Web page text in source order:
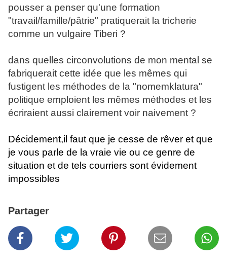
pousser a penser qu'une formation
"travail/famille/pâtrie" pratiquerait la tricherie
comme un vulgaire Tiberi ?
dans quelles circonvolutions de mon mental se
fabriquerait cette idée que les mêmes qui
fustigent les méthodes de la "nomemklatura"
politique emploient les mêmes méthodes et les
écriraient aussi clairement voir naivement ?
Décidement,il faut que je cesse de rêver et que
je vous parle de la vraie vie ou ce genre de
situation et de tels courriers sont évidement
impossibles
Partager